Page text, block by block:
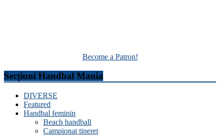
Become a Patron!
Secțiuni Handbal Mania
DIVERSE
Featured
Handbal feminin
Beach handball
Campionat tineret